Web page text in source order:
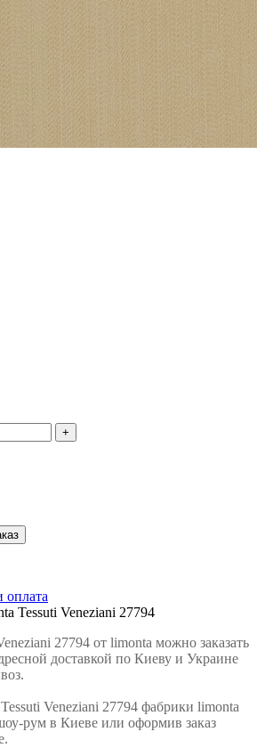
оплата
Tessuti Veneziani 27794
27794 от limonta можно заказать
доставкой по Киеву и Украине
Veneziani 27794 фабрики limonta
рум в Киеве или оформив заказ